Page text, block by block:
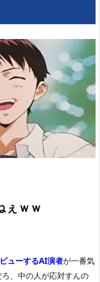
ぇｗｗ
ューするAI演者が一番気
、中の人が応対すんの